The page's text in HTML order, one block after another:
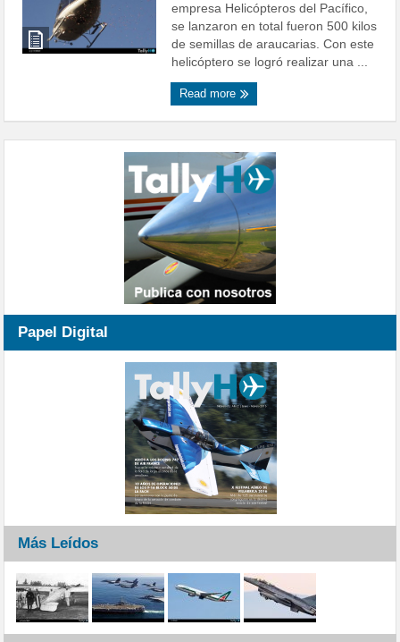
empresa Helicópteros del Pacífico,
se lanzaron en total fueron 500 kilos
de semillas de araucarias. Con este
helicóptero se logró realizar una ...
Read more
Papel Digital
Más Leídos